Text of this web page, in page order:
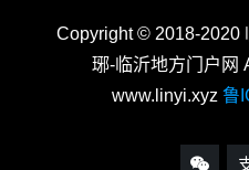
Copyright © 2018-2020
琊-临沂地方门户网
www.linyi.xyz 鲁